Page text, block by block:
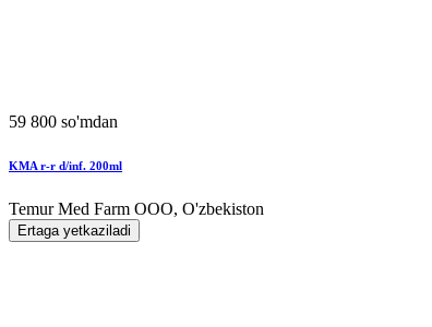
59 800 so'mdan
KMA r-r d/inf. 200ml
Temur Med Farm OOO, O'zbekiston
Ertaga yetkaziladi